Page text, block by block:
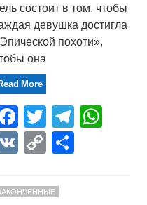
состоит в том, чтобы
девушка достигла
похоти»,
она
More
Facebook
Twitter
VK Copy